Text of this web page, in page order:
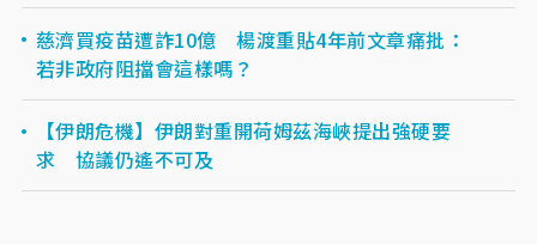
慈濟買疫苗遭詐10億 楊渡重貼4年前文章痛批：
若非政府阻擋會這樣嗎？
【伊朗危機】伊朗對重開荷姆茲海峽提出強硬要
求 協議仍遙不可及